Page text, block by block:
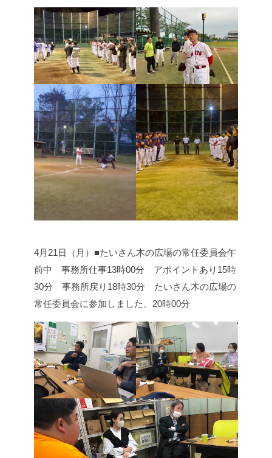
4月21日（月）■たいさん木の広場の常任委員会午
前中 事務所仕事13時00分 アポイントあり 15時
30分 事務所戻り 18時30分 たいさん木の広場の
常任委員会に参加しました。 20時00分